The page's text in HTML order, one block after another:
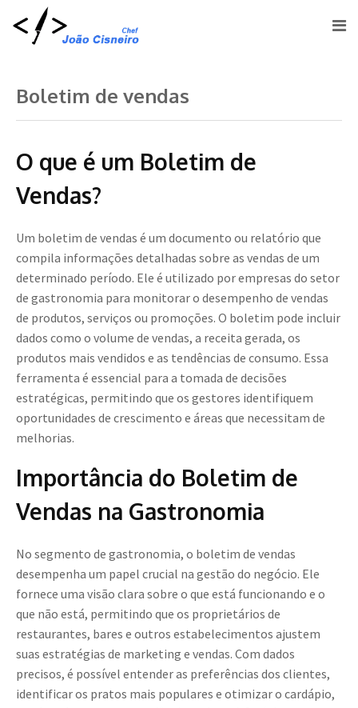
Boletim de vendas
O que é um Boletim de
Vendas?
Um boletim de vendas é um documento ou relatório que
compila informações detalhadas sobre as vendas de um
determinado período. Ele é utilizado por empresas do setor
de gastronomia para monitorar o desempenho de vendas
de produtos, serviços ou promoções. O boletim pode incluir
dados como o volume de vendas, a receita gerada, os
produtos mais vendidos e as tendências de consumo. Essa
ferramenta é essencial para a tomada de decisões
estratégicas, permitindo que os gestores identifiquem
oportunidades de crescimento e áreas que necessitam de
melhorias.
Importância do Boletim de
Vendas na Gastronomia
No segmento de gastronomia, o boletim de vendas
desempenha um papel crucial na gestão do negócio. Ele
fornece uma visão clara sobre o que está funcionando e o
que não está, permitindo que os proprietários de
restaurantes, bares e outros estabelecimentos ajustem
suas estratégias de marketing e vendas. Com dados
precisos, é possível entender as preferências dos clientes,
identificar os pratos mais populares e otimizar o cardápio,